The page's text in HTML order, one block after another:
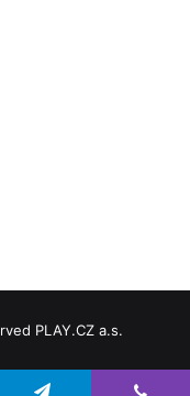
PLAY.CZ a.s.